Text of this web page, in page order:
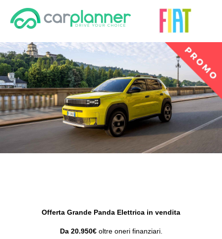
Offerta Grande Panda Elettrica in vendita
Da 20.950€oltre oneri finanziari.